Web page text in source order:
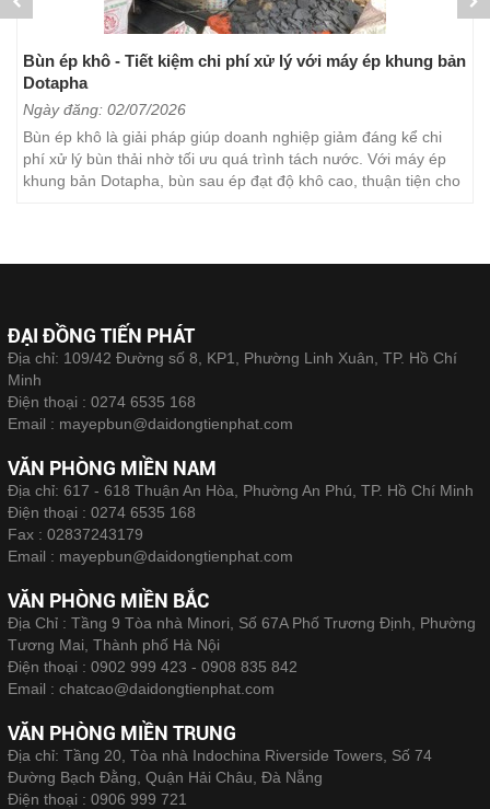
Bùn ép khô - Tiết kiệm chi phí xử lý với máy ép khung bản
Dotapha
Ngày đăng: 02/07/2026
Bùn ép khô là giải pháp giúp doanh nghiệp giảm đáng kể chi
phí xử lý bùn thải nhờ tối ưu quá trình tách nước. Với máy ép
khung bản Dotapha, bùn sau ép đạt độ khô cao, thuận tiện cho
ĐẠI ĐỒNG TIẾN PHÁT
Địa chỉ: 109/42 Đường số 8, KP1, Phường Linh Xuân, TP. Hồ Chí
Minh
Điện thoại : 0274 6535 168
Email : mayepbun@daidongtienphat.com
VĂN PHÒNG MIỀN NAM
Địa chỉ: 617 - 618 Thuận An Hòa, Phường An Phú, TP. Hồ Chí Minh
Điện thoại : 0274 6535 168
Fax : 02837243179
Email : mayepbun@daidongtienphat.com
VĂN PHÒNG MIỀN BẮC
Địa Chỉ : Tầng 9 Tòa nhà Minori, Số 67A Phố Trương Định, Phường
Tương Mai, Thành phố Hà Nội
Điện thoại : 0902 999 423 - 0908 835 842
Email : chatcao@daidongtienphat.com
VĂN PHÒNG MIỀN TRUNG
Địa chỉ: Tầng 20, Tòa nhà Indochina Riverside Towers, Số 74
Đường Bạch Đằng, Quận Hải Châu, Đà Nẵng
Điện thoại : 0906 999 721